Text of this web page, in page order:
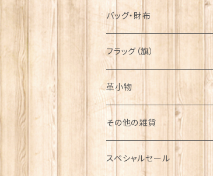
バッグ・財布
フラッグ（旗）
革小物
その他の雑貨
ミニカー
スペシャルセール